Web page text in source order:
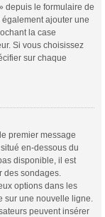
depuis le formulaire de
ajouter une
la case
Si vous choisissez
sur chaque
premier message
en-dessous du
disponible, il est
des sondages.
options dans les
sur une nouvelle ligne.
peuvent insérer